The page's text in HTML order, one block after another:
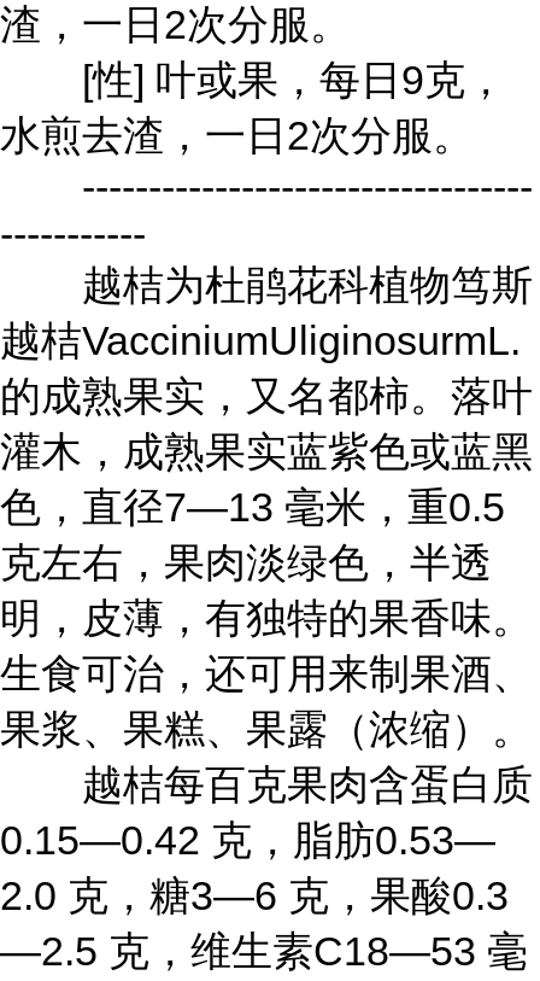
渣，一日2次分服。
[性] 叶或果，每日9克，
水煎去渣，一日2次分服。
----------------------------------
-----------
越桔为杜鹃花科植物笃斯
越桔VacciniumUliginosurmL.
的成熟果实，又名都柿。落叶
灌木，成熟果实蓝紫色或蓝黑
色，直径7—13 毫米，重0.5
克左右，果肉淡绿色，半透
明，皮薄，有独特的果香味。
生食可治，还可用来制果酒、
果浆、果糕、果露（浓缩）。
越桔每百克果肉含蛋白质
0.15—0.42 克，脂肪0.53—
2.0 克，糖3—6 克，果酸0.3
—2.5 克，维生素C18—53 毫